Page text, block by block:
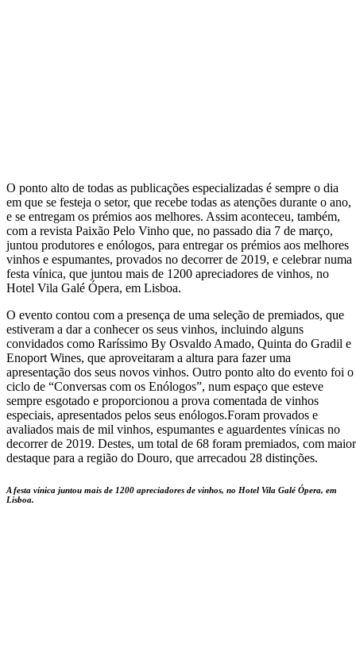
O ponto alto de todas as publicações especializadas é sempre o dia
em que se festeja o setor, que recebe todas as atenções durante o ano,
e se entregam os prémios aos melhores. Assim aconteceu, também,
com a revista Paixão Pelo Vinho que, no passado dia 7 de março,
juntou produtores e enólogos, para entregar os prémios aos melhores
vinhos e espumantes, provados no decorrer de 2019, e celebrar numa
festa vínica, que juntou mais de 1200 apreciadores de vinhos, no
Hotel Vila Galé Ópera, em Lisboa.
O evento contou com a presença de uma seleção de premiados, que
estiveram a dar a conhecer os seus vinhos, incluindo alguns
convidados como Raríssimo By Osvaldo Amado, Quinta do Gradil e
Enoport Wines, que aproveitaram a altura para fazer uma
apresentação dos seus novos vinhos. Outro ponto alto do evento foi o
ciclo de “Conversas com os Enólogos”, num espaço que esteve
sempre esgotado e proporcionou a prova comentada de vinhos
especiais, apresentados pelos seus enólogos.Foram provados e
avaliados mais de mil vinhos, espumantes e aguardentes vínicas no
decorrer de 2019. Destes, um total de 68 foram premiados, com maior
destaque para a região do Douro, que arrecadou 28 distinções.
A festa vínica juntou mais de 1200 apreciadores de vinhos, no Hotel Vila Galé Ópera, em
Lisboa.